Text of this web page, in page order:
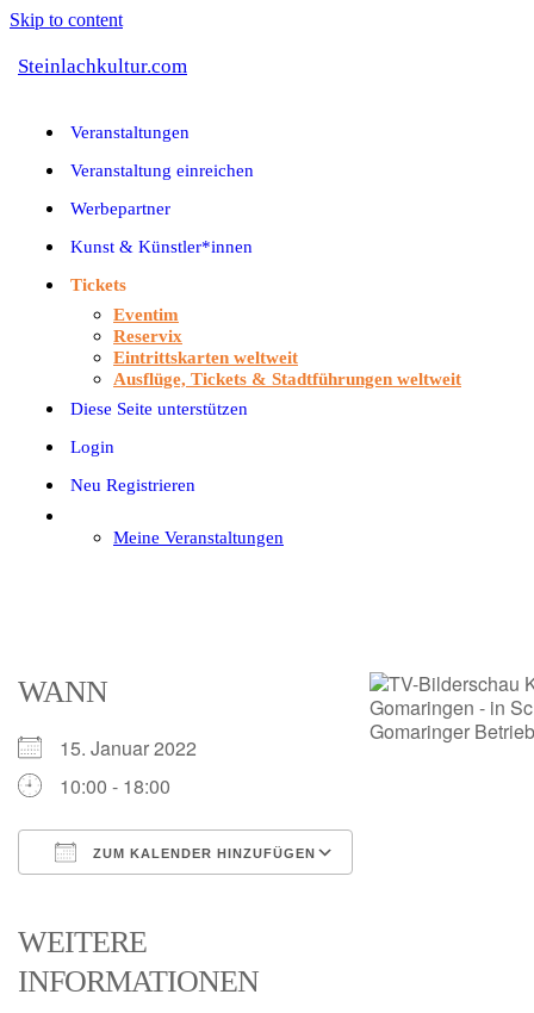
Skip to content
Steinlachkultur.com
Veranstaltungen
Veranstaltung einreichen
Werbepartner
Kunst & Künstler*innen
Tickets
Eventim
Reservix
Eintrittskarten weltweit
Ausflüge, Tickets & Stadtführungen weltweit
Diese Seite unterstützen
Login
Neu Registrieren
Meine Veranstaltungen
WANN
15. Januar 2022
10:00 - 18:00
ZUM KALENDER HINZUFÜGEN
WEITERE
INFORMATIONEN